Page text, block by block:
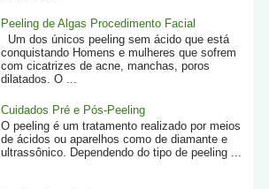
Peeling de Algas Procedimento Facial
Um dos únicos peeling sem ácido que está
conquistando Homens e mulheres que sofrem
com cicatrizes de acne, manchas, poros
dilatados. O ...
Cuidados Pré e Pós-Peeling
O peeling é um tratamento realizado por meios
de ácidos ou aparelhos como de diamante e
ultrassônico. Dependendo do tipo de peeling ...